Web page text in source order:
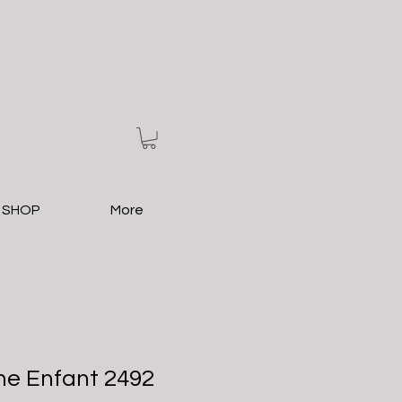
More
Enfant 2492